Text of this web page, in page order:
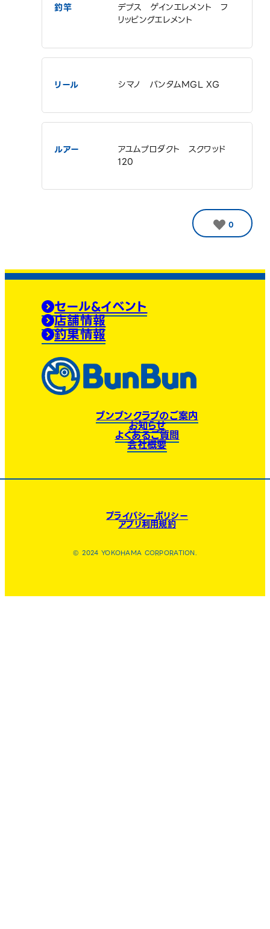
釣竿
デプス ゲインエレメント フ
リッピングエレメント
リール シマノ バンタムMGL XG
ルアー
アユムプロダクト スクワッド
120
0
セール&イベント
店舗情報
釣果情報
ブンブンクラブのご案内
お知らせ
よくあるご質問
会社概要
プライバシーポリシー
アプリ利用規約
© 2024 YOKOHAMA CORPORATION.